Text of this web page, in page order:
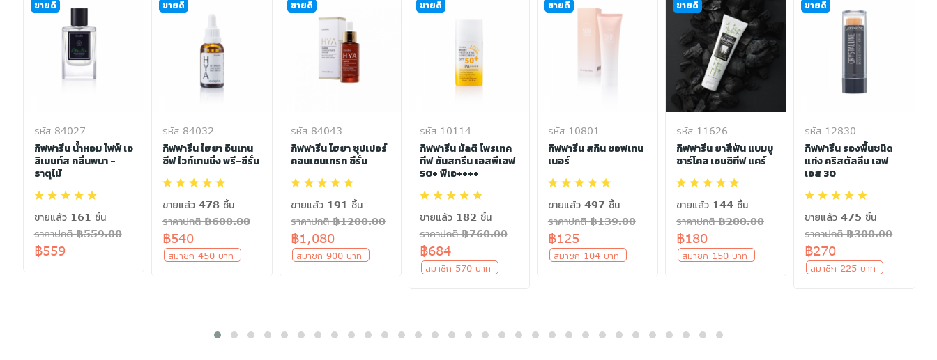
ขายดี
รหัส 84027
กิฟฟารีน น้ำหอม ไฟฟ์ เอ
ลิเมนท์ส กลิ่นพนา -
ธาตุไม้
ขายแล้ว 161 ชิ้น
ราคาปกติ ฿559.00
฿559
ขายดี
รหัส 84032
กิฟฟารีน ไฮยา อินเทน
ซีฟ ไวท์เทนนิ่ง พรี-ซีรั่ม
ขายแล้ว 478 ชิ้น
ราคาปกติ ฿600.00
฿540
สมาชิก 450 บาท
ขายดี
รหัส 84043
กิฟฟารีน ไฮยา ซุปเปอร์
คอนเซนเทรท ซีรั่ม
ขายแล้ว 191 ชิ้น
ราคาปกติ ฿1200.00
฿1,080
สมาชิก 900 บาท
ขายดี
รหัส 10114
กิฟฟารีน มัลติ โพรเทค
ทีฟ ซันสกรีน เอสพีเอฟ
50+ พีเอ++++
ขายแล้ว 182 ชิ้น
ราคาปกติ ฿760.00
฿684
สมาชิก 570 บาท
ขายดี
รหัส 10801
กิฟฟารีน สกิน ซอฟเทน
เนอร์
ขายแล้ว 497 ชิ้น
ราคาปกติ ฿139.00
฿125
สมาชิก 104 บาท
ขายดี
รหัส 11626
กิฟฟารีน ยาสีฟัน แบมบู
ชาร์โคล เซนซิทีฟ แคร์
ขายแล้ว 144 ชิ้น
ราคาปกติ ฿200.00
฿180
สมาชิก 150 บาท
ขายดี
รหัส 12830
กิฟฟารีน รองพื้นชนิด
แท่ง คริสตัลลีน เอฟ
เอส 30
ขายแล้ว 475 ชิ้น
ราคาปกติ ฿300.00
฿270
สมาชิก 225 บาท